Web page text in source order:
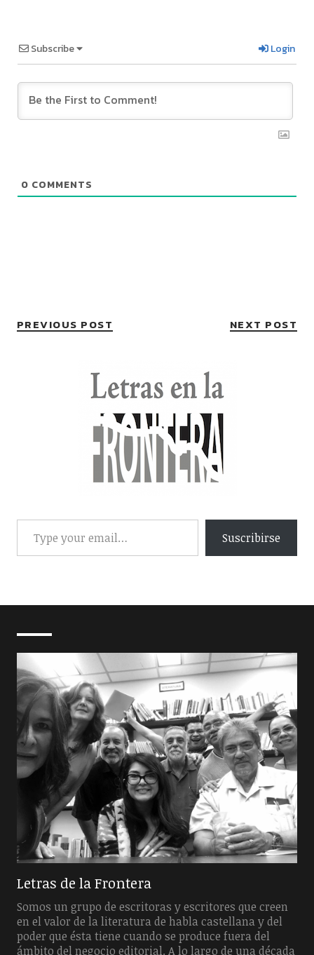
Subscribe Login
0 COMMENTS
PREVIOUS POST NEXT POST
Suscribirse
Letras de la Frontera
Somos un grupo de escritoras y escritores que creen
en el valor de la literatura de habla castellana y del
poder que ésta tiene cuando se produce fuera del
ámbito del negocio editorial. A lo largo de una década